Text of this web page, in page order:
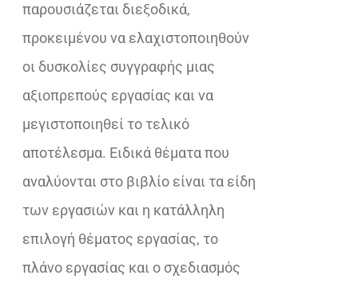
παρουσιάζεται διεξοδικά,
προκειµένου να ελαχιστοποιηθούν
οι δυσκολίες συγγραφής µιας
αξιοπρεπούς εργασίας και να
µεγιστοποιηθεί το τελικό
αποτέλεσµα. Ειδικά θέµατα που
αναλύονται στο βιβλίο είναι τα είδη
των εργασιών και η κατάλληλη
επιλογή θέµατος εργασίας, το
πλάνο εργασίας και ο σχεδιασµός